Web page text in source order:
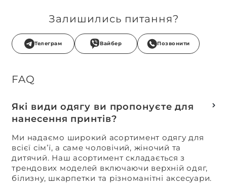
Залишились питання?
Телеграм Вайбер Позвонити
FAQ
Які види одягу ви пропонуєте для
нанесення принтів?
Ми надаємо широкий асортимент одягу для
всієї сім’ї, а саме чоловічий, жіночий та
дитячий. Наш асортимент складається з
трендових моделей включаючи верхній одяг,
білизну, шкарпетки та різноманітні аксесуари.